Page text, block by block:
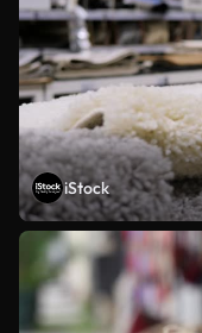
iStock